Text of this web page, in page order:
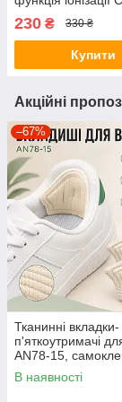
230 ₴ 330 ₴
Купити
Акційні
–67%
Тканинні вкладки-
п'яткоутримачі
AN78-15,
від натирання та
зменшення
В наявності